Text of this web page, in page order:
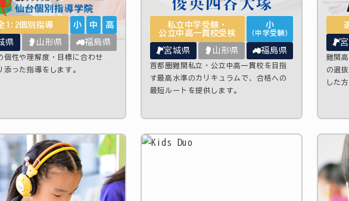
1:2個別指導 小 中 高
県 山形県 福島県
個性や理解度・目標に合わせ
添った指導をします。
私立中学受験・
公立中高一貫校受検
小
（中学受験）
宮城県 山形県 福島県
首都圏難関私立・公立中高一貫校を目指
す最高水準のカリキュラムで、合格への
最短ルートを提供します。
難関
の選
した